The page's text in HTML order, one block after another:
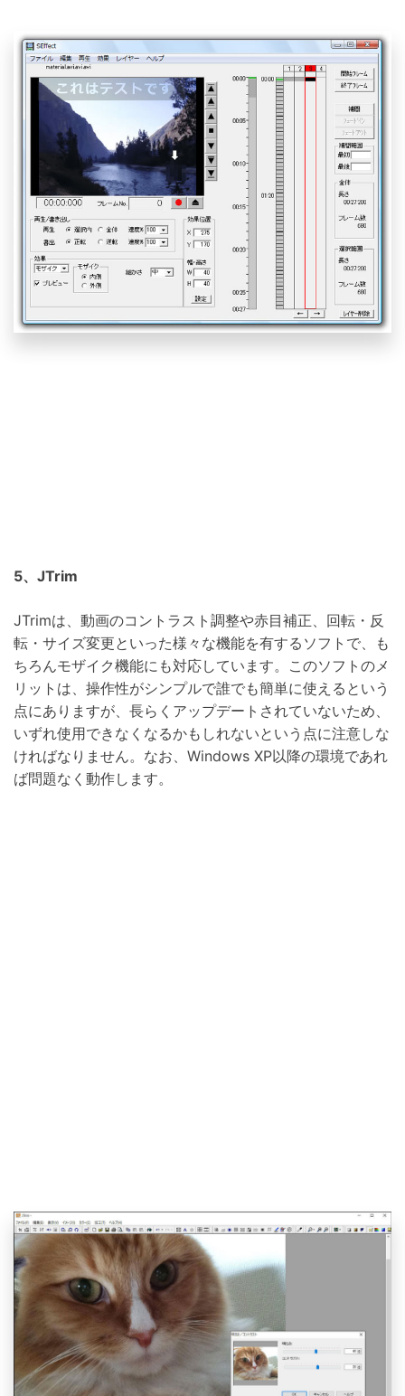
5、JTrim
JTrimは、動画のコントラスト調整や赤目補正、回転・反
転・サイズ変更といった様々な機能を有するソフトで、も
ちろんモザイク機能にも対応しています。このソフトのメ
リットは、操作性がシンプルで誰でも簡単に使えるという
点にありますが、長らくアップデートされていないため、
いずれ使用できなくなるかもしれないという点に注意しな
ければなりません。なお、Windows XP以降の環境であれ
ば問題なく動作します。